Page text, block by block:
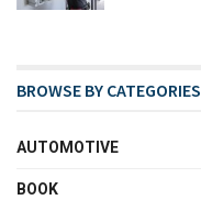
BROWSE BY CATEGORIES
AUTOMOTIVE
BOOK